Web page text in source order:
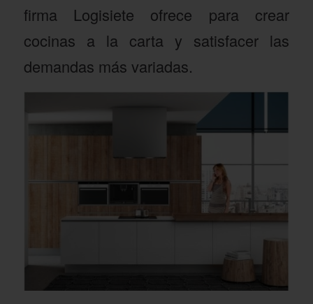
firma Logisiete ofrece para crear
cocinas a la carta y satisfacer las
demandas más variadas.